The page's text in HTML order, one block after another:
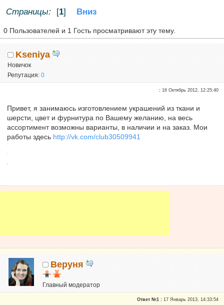
Страницы:
[1] Вниз
0 Пользователей и 1 Гость просматривают эту тему.
Kseniya
Новичок
Репутация:0
:16 Октябрь 2012, 12:25:40
Привет, я занимаюсь изготовлением украшений из ткани и
шерсти, цвет и фурнитура по Вашему желанию, на весь
ассортимент возможны варианты, в наличии и на заказ. Мои
работы здесь http://vk.com/club30509941
Веруня
Главный модератор
Почетные участники
Ответ №1 :17 Январь 2013, 14:33:54